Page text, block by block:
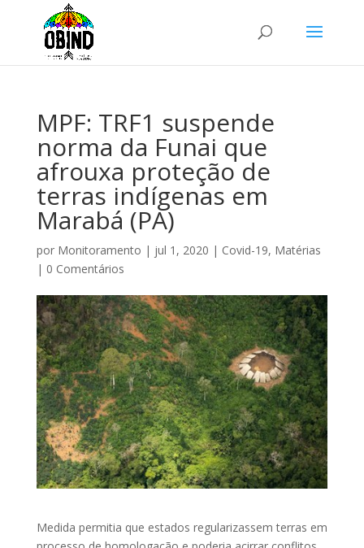
MPF: TRF1 suspende
norma da Funai que
afrouxa proteção de
terras indígenas em
Marabá (PA)
por Monitoramento | jul 1, 2020 | Covid-19, Matérias
| 0 Comentários
Medida permitia que estados regularizassem terras em